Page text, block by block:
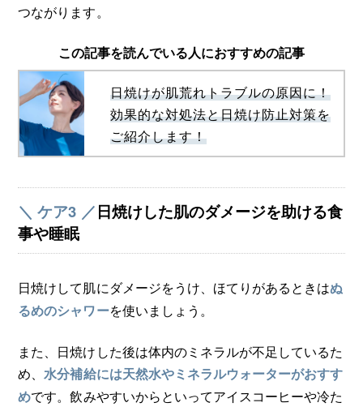
つながります。
この記事を読んでいる人におすすめの記事
日焼けが肌荒れトラブルの原因に！
効果的な対処法と日焼け防止対策を
ご紹介します！
＼ ケア3 ／日焼けした肌のダメージを助ける食
事や睡眠
日焼けして肌にダメージをうけ、ほてりがあるときはぬ
るめのシャワーを使いましょう。
また、日焼けした後は体内のミネラルが不足しているた
め、水分補給には天然水やミネラルウォーターがおすす
めです。飲みやすいからといってアイスコーヒーや冷た